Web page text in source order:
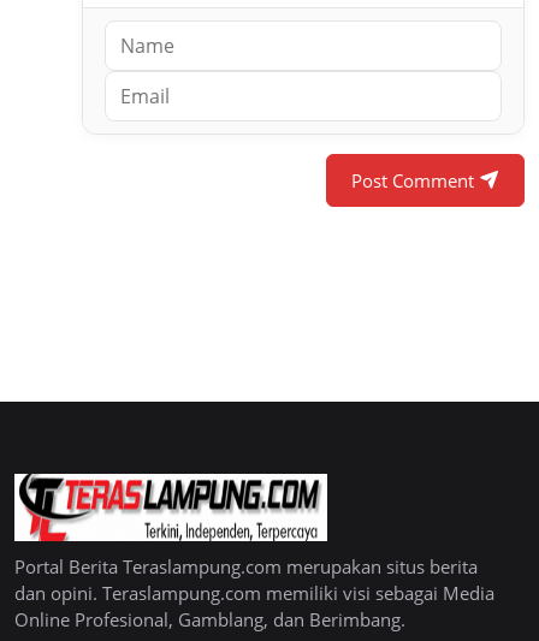
Post Comment
Portal Berita Teraslampung.com merupakan situs berita
dan opini. Teraslampung.com memiliki visi sebagai Media
Online Profesional, Gamblang, dan Berimbang.